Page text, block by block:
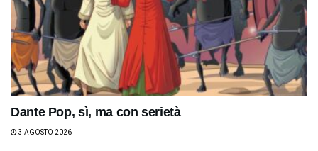
Dante Pop, sì, ma con serietà
3 AGOSTO 2026